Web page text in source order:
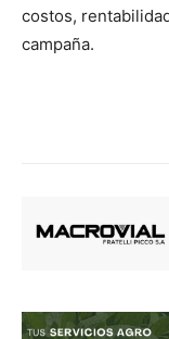
costos,
campaña.